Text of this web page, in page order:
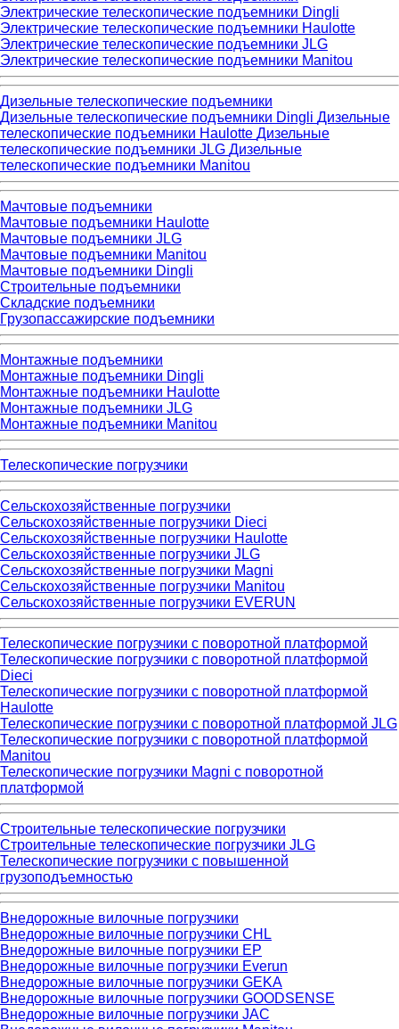
Электрические телескопические подъемники Dingli
Электрические телескопические подъемники Haulotte
Электрические телескопические подъемники JLG
Электрические телескопические подъемники Manitou
Дизельные телескопические подъемники
Дизельные телескопические подъемники Dingli Дизельные
телескопические подъемники Haulotte Дизельные
телескопические подъемники JLG Дизельные
телескопические подъемники Manitou
Мачтовые подъемники
Мачтовые подъемники Haulotte
Мачтовые подъемники JLG
Мачтовые подъемники Manitou
Мачтовые подъемники Dingli
Строительные подъемники
Складские подъемники
Грузопассажирские подъемники
Монтажные подъемники
Монтажные подъемники Dingli
Монтажные подъемники Haulotte
Монтажные подъемники JLG
Монтажные подъемники Manitou
Телескопические погрузчики
Сельскохозяйственные погрузчики
Сельскохозяйственные погрузчики Dieci
Сельскохозяйственные погрузчики Haulotte
Сельскохозяйственные погрузчики JLG
Сельскохозяйственные погрузчики Magni
Сельскохозяйственные погрузчики Manitou
Сельскохозяйственные погрузчики EVERUN
Телескопические погрузчики с поворотной платформой
Телескопические погрузчики с поворотной платформой
Dieci
Телескопические погрузчики с поворотной платформой
Haulotte
Телескопические погрузчики с поворотной платформой JLG
Телескопические погрузчики с поворотной платформой
Manitou
Телескопические погрузчики Magni с поворотной
платформой
Строительные телескопические погрузчики
Строительные телескопические погрузчики JLG
Телескопические погрузчики с повышенной
грузоподъемностью
Внедорожные вилочные погрузчики
Внедорожные вилочные погрузчики CHL
Внедорожные вилочные погрузчики EP
Внедорожные вилочные погрузчики Everun
Внедорожные вилочные погрузчики GEKA
Внедорожные вилочные погрузчики GOODSENSE
Внедорожные вилочные погрузчики JAC